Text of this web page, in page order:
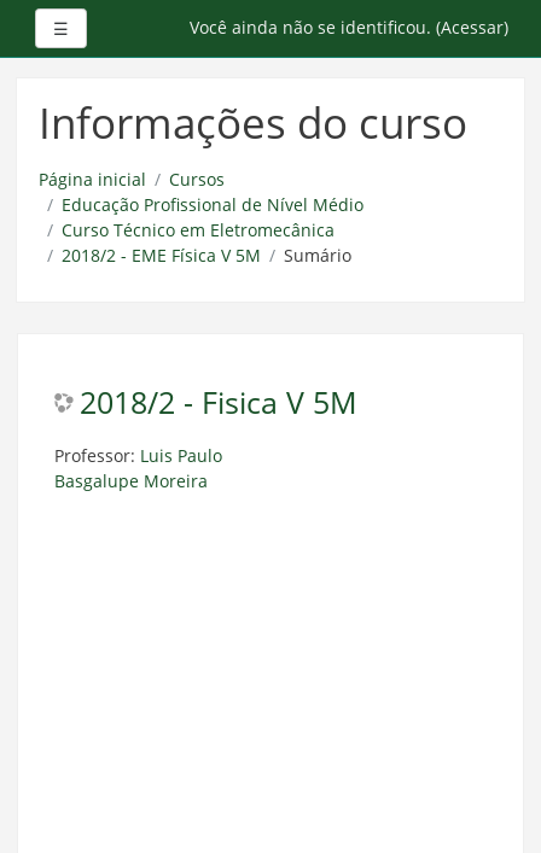
principal
☰ Você ainda não se identificou. (Acessar)
Informações do curso
Página inicial
Cursos
Educação Profissional de Nível Médio
Curso Técnico em Eletromecânica
2018/2 - EME Física V 5M
Sumário
2018/2 - Fisica V 5M
Professor: Luis Paulo
Basgalupe Moreira